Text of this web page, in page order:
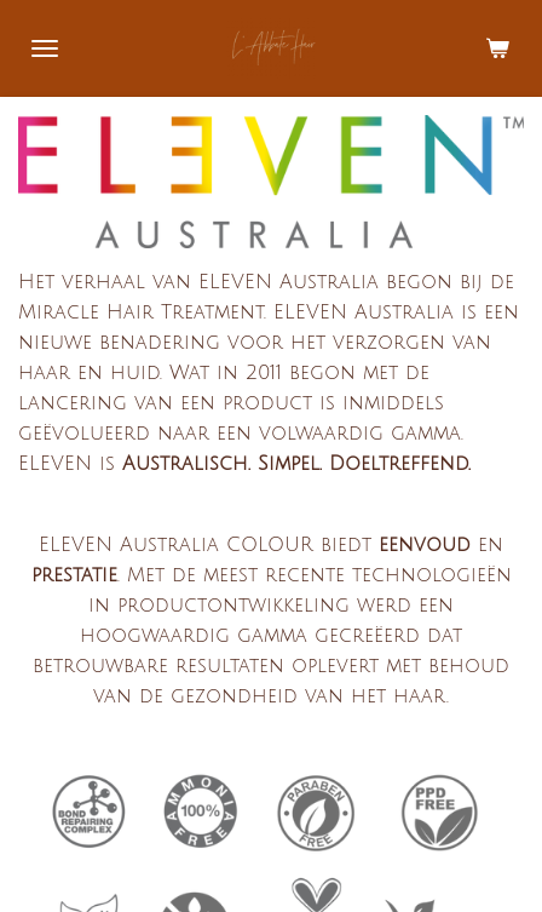
direct
de
hoofdinhoud
Het verhaal van ELEVEN Australia begon bij de
Miracle Hair Treatment. ELEVEN Australia is een
nieuwe benadering voor het verzorgen van
haar en huid. Wat in 2011 begon met de
lancering van een product is inmiddels
geëvolueerd naar een volwaardig gamma.
ELEVEN is Australisch. Simpel. Doeltreffend.
ELEVEN Australia COLOUR biedt eenvoud en
prestatie. Met de meest recente technologieën
in productontwikkeling werd een
hoogwaardig gamma gecreëerd dat
betrouwbare resultaten oplevert met behoud
van de gezondheid van het haar.